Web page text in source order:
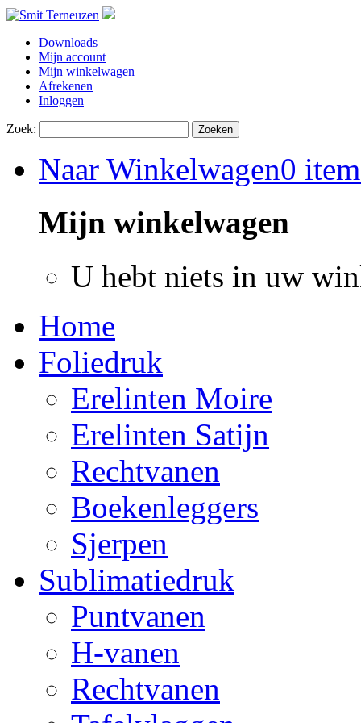
Downloads
Mijn account
Mijn winkelwagen
Afrekenen
Inloggen
Zoek: Zoeken
Naar Winkelwagen0
Mijn winkelwagen
U hebt niets in uw
Home
Foliedruk
Erelinten Moire
Erelinten Satijn
Rechtvanen
Boekenleggers
Sjerpen
Sublimatiedruk
Puntvanen
H-vanen
Rechtvanen